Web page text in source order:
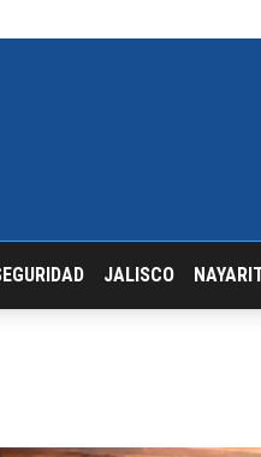
JALISCO